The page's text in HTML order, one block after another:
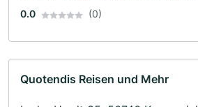
0.0 (0)
Quotendis Reisen und Mehr